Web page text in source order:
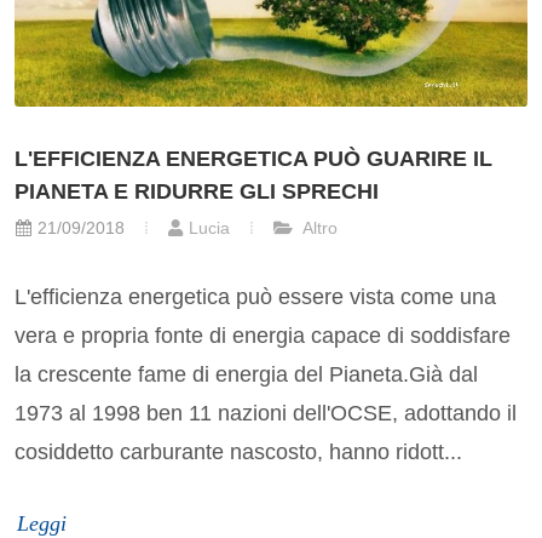
L'EFFICIENZA ENERGETICA PUÒ GUARIRE IL
PIANETA E RIDURRE GLI SPRECHI
21/09/2018 Lucia Altro
L'efficienza energetica può essere vista come una
vera e propria fonte di energia capace di soddisfare
la crescente fame di energia del Pianeta.Già dal
1973 al 1998 ben 11 nazioni dell'OCSE, adottando il
cosiddetto carburante nascosto, hanno ridott...
Leggi